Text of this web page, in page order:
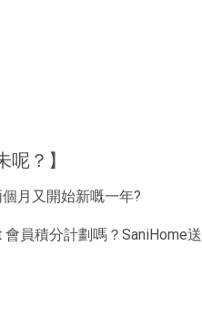
？】
月又開始新嘅一年?
員積分計劃嗎？SaniHome送